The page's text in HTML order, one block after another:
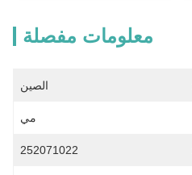
معلومات مفصلة
الصين
مي
252071022